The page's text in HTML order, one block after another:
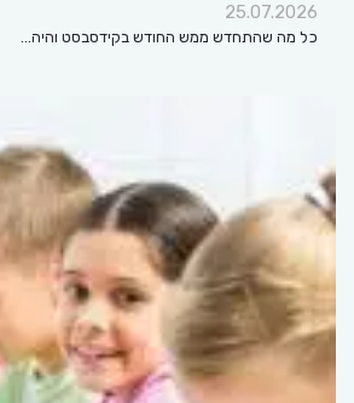
25.07.2026
כל מה שהתחדש ממש החודש בקידסבסט והיה…